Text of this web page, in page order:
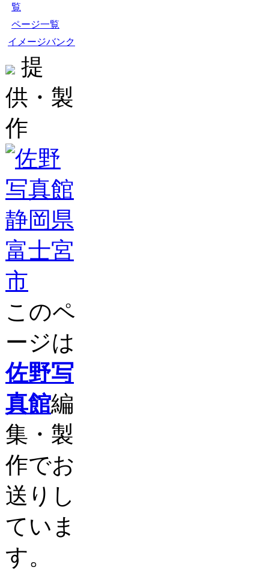
覧
ページ一覧
イメージバンク
提
供・製
作
このペ
ージは
佐野写
真館編
集・製
作でお
送りし
ていま
す。